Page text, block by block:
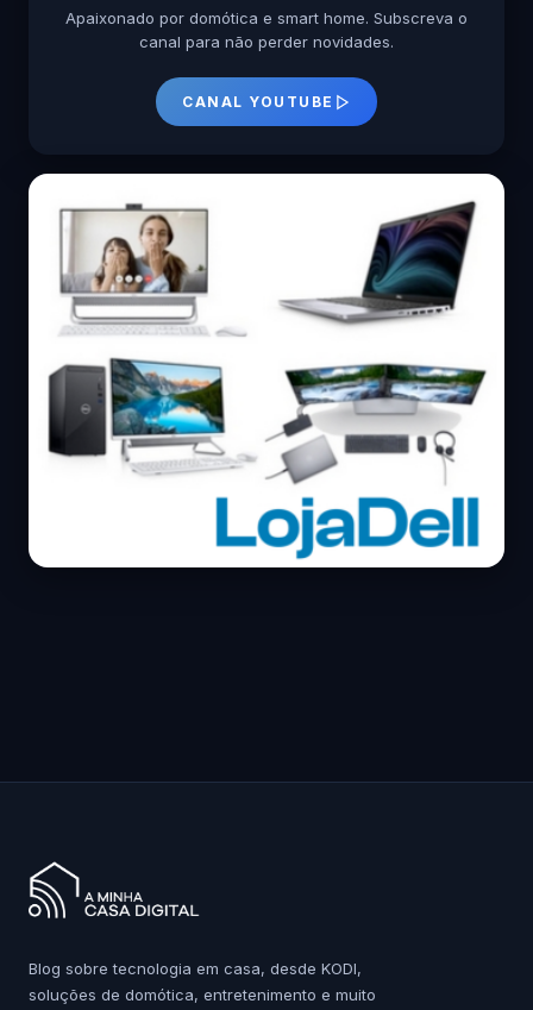
Apaixonado por domótica e smart home. Subscreva o
canal para não perder novidades.
CANAL YOUTUBE
Blog sobre tecnologia em casa, desde KODI,
soluções de domótica, entretenimento e muito